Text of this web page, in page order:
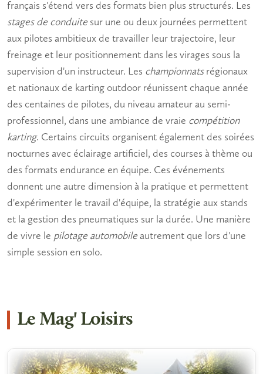
français s'étend vers des formats bien plus structurés. Les
stages de conduite sur une ou deux journées permettent
aux pilotes ambitieux de travailler leur trajectoire, leur
freinage et leur positionnement dans les virages sous la
supervision d'un instructeur. Les championnatsrégionaux
et nationaux de karting outdoor réunissent chaque année
des centaines de pilotes, du niveau amateur au semi-
professionnel, dans une ambiance de vraie compétition
karting. Certains circuits organisent également des soirées
nocturnes avec éclairage artificiel, des courses à thème ou
des formats endurance en équipe. Ces événements
donnent une autre dimension à la pratique et permettent
d'expérimenter le travail d'équipe, la stratégie aux stands
et la gestion des pneumatiques sur la durée. Une manière
de vivre le pilotage automobileautrement que lors d'une
simple session en solo.
Le Mag' Loisirs